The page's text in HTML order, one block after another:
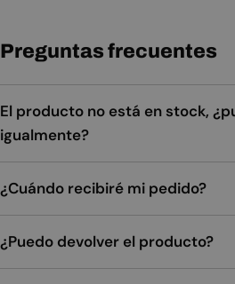
Preguntas frecuentes
El producto no está en stock,
igualmente?
¿Cuándo recibiré mi pedido?
¿Puedo devolver el producto?